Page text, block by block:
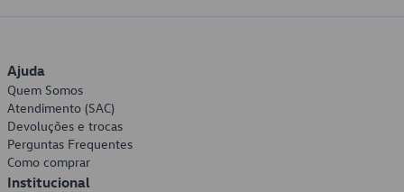
Ajuda
Quem Somos
Atendimento (SAC)
Devoluções e trocas
Perguntas Frequentes
Como comprar
Institucional